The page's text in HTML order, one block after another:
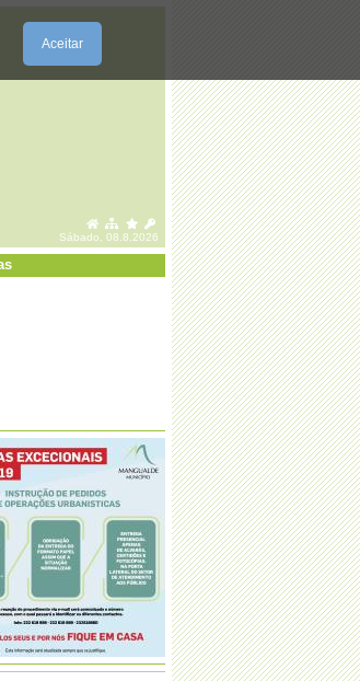
Aceitar
Sábado, 08.8.2026
AO USO DAS QUEIMAS
da Época Balnear